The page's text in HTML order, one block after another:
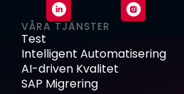
VÅRA TJÄNSTER
Test
Intelligent Automatisering
AI-driven Kvalitet
SAP Migrering